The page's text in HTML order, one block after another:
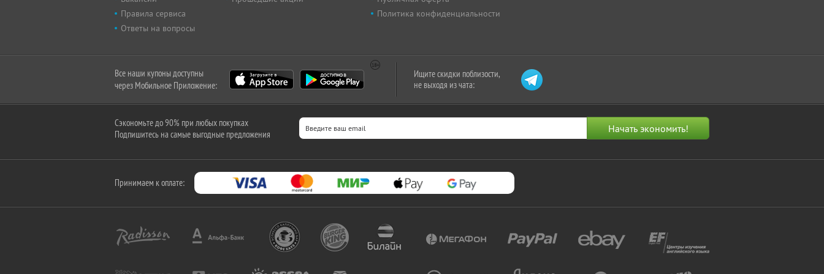
Правила сервиса
Ответы на вопросы
Политика конфиденциальности
Все наши купоны доступны
через Мобильное Приложение:
Ищите скидки поблизости,
не выходя из чата:
Сэкономьте до 90% при любых покупках
Подпишитесь на самые выгодные предложения
Принимаем к оплате: